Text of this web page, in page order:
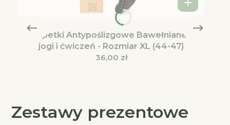
Skarpetki Antypoślizgowe Bawełniane do
jogi i ćwiczeń - Rozmiar XL (44-47)
Cena
36,00 zł
Zestawy prezentowe